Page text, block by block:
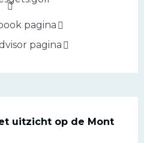
pagina
pagina
uitzicht op de Mont